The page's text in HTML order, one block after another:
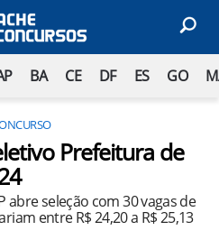
BA CE DF ES GO
Prefeitura de
seleção com 30 vagas de
entre R$ 24,20 a R$ 25,13